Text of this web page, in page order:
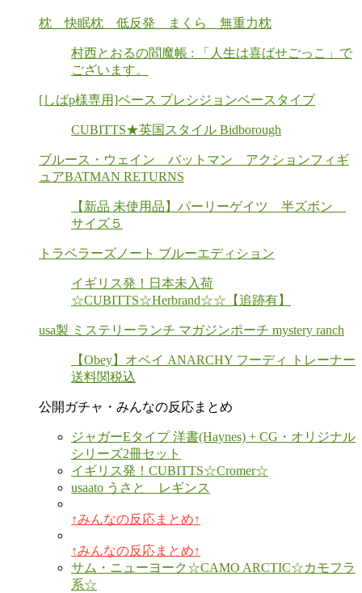
枕 快眠枕 低反発 まくら 無重力枕
村西とおるの閻魔帳 : 「人生は喜ばせごっこ」で
ございます。
[しばp様専用]ベース プレシジョンベースタイプ
CUBITTS★英国スタイル Bidborough
ブルース・ウェイン バットマン アクションフィギ
ュアBATMAN RETURNS
【新品 未使用品】パーリーゲイツ 半ズボン
サイズ５
トラベラーズノート ブルーエディション
イギリス発！日本未入荷
☆CUBITTS☆Herbrand☆☆【追跡有】
usa製 ミステリーランチ マガジンポーチ mystery ranch
【Obey】オベイ ANARCHY フーディ トレーナー
送料関税込
公開ガチャ・みんなの反応まとめ
ジャガーEタイプ 洋書(Haynes) + CG・オリジナル
シリーズ2冊セット
イギリス発！CUBITTS☆Cromer☆
usaato うさと レギンス
↑みんなの反応まとめ↑
↑みんなの反応まとめ↑
サム・ニューヨーク☆CAMO ARCTIC☆カモフラ
系☆